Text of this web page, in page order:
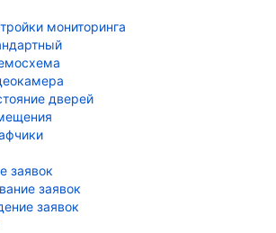
мониторинга
дверей
заявок
заявок
заявок